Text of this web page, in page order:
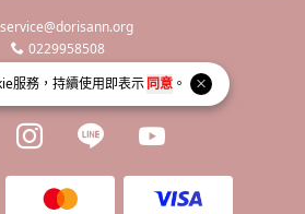
服務，持續使用即表示同意 。
service@dorisann.org
0229958508
統一編號 66450532
page
Instagram page
Line pageYoutube page